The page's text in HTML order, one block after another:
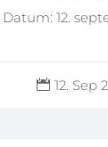
Datum: 12.
 12. Sep